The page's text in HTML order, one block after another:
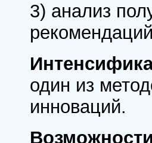
3) анализ
один из
инноваций.